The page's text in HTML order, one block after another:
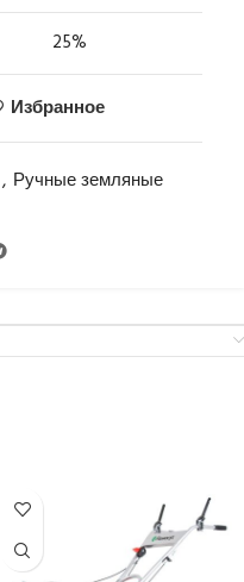
25%
Избранное
, Ручные земляные